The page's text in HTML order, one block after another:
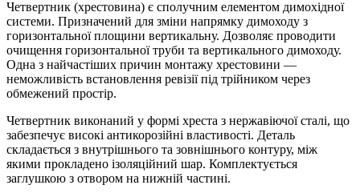
Четвертник (хрестовина) є сполучним елементом димохідної
системи. Призначений для зміни напрямку димоходу з
горизонтальної площини вертикальну. Дозволяє проводити
очищення горизонтальної труби та вертикального димоходу.
Одна з найчастіших причин монтажу хрестовини —
неможливість встановлення ревізії під трійником через
обмежений простір.
Четвертник виконаний у формі хреста з нержавіючої сталі, що
забезпечує високі антикорозійні властивості. Деталь
складається з внутрішнього та зовнішнього контуру, між
якими прокладено ізоляційний шар. Комплектується
заглушкою з отвором на нижній частині.